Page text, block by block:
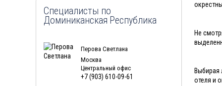
Не
Выбирая
отеля и
Отдых вДоминиканская
Республикав феврале
Республикав марте
Отдых вДоминиканская
Республикав апреле
Туры в Италию в августе
Туры в Египет в августе
Туры в Швейцарию в августе
Туры в ОАЭ в августе
Туры в Мальту в августе
Специалисты по
Доминиканская Республика
Перова Светлана
Москва
Центральный офис
+7 (903) 610-09-61